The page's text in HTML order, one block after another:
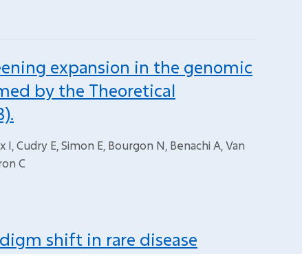
expansion in the genomic
by the Theoretical
Cudry E, Simon E, Bourgon N, Benachi A, Van
C
shift in rare disease